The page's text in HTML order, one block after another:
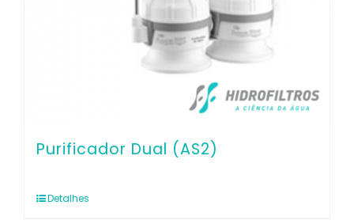
Purificador Dual (AS2)
Detalhes